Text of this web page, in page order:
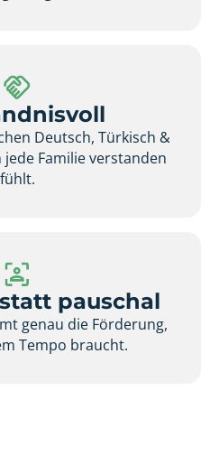
Deutsch, Türkisch &
Familie verstanden
fühlt.
pauschal
genau die Förderung,
Tempo braucht.